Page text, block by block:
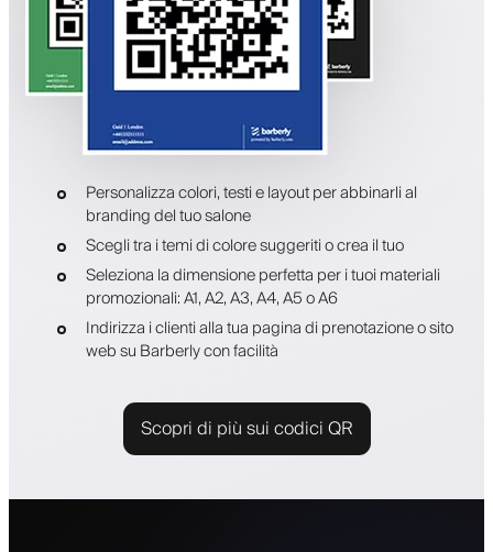
Personalizza colori, testi e layout per abbinarli al
branding del tuo salone
Scegli tra i temi di colore suggeriti o crea il tuo
Seleziona la dimensione perfetta per i tuoi materiali
promozionali: A1, A2, A3, A4, A5 o A6
Indirizza i clienti alla tua pagina di prenotazione o sito
web su Barberly con facilità
Scopri di più sui codici QR